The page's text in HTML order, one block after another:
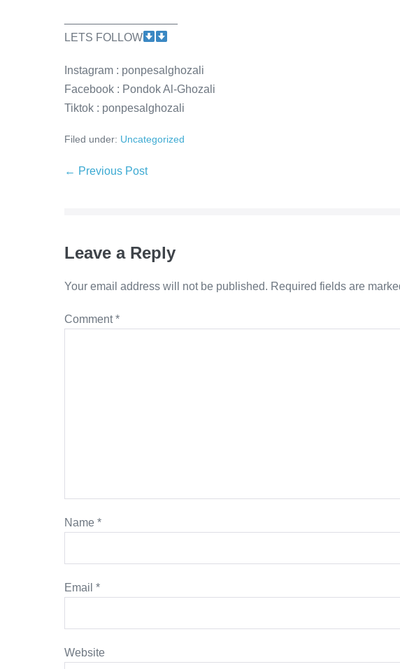
LETS FOLLOW
Instagram : ponpesalghozali
Facebook : Pondok Al-Ghozali
Tiktok : ponpesalghozali
Filed under: Uncategorized
Post
← Previous Post
Leave a Reply
Your email address will not be published. Required fields are
Comment*
Name *
Email *
Website